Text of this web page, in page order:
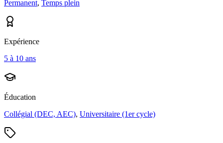
Permanent, Temps plein
Expérience
5 à 10 ans
Éducation
Collégial (DEC, AEC), Universitaire (1er cycle)